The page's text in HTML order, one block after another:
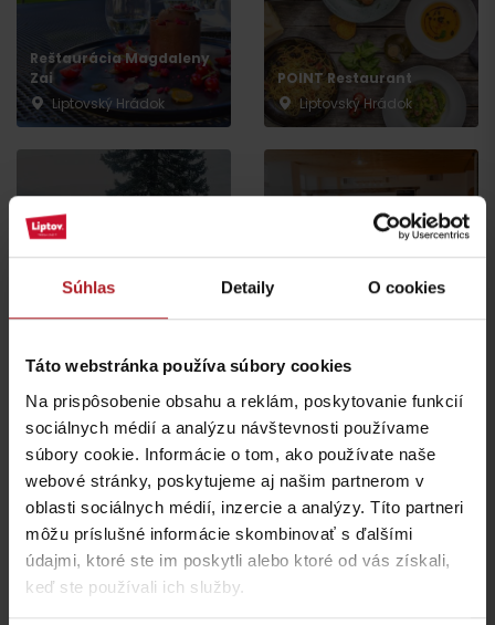
Súhlas Detaily O cookies
Táto webstránka používa súbory cookies
Na prispôsobenie obsahu a reklám, poskytovanie funkcií
sociálnych médií a analýzu návštevnosti používame
súbory cookie. Informácie o tom, ako používate naše
webové stránky, poskytujeme aj našim partnerom v
oblasti sociálnych médií, inzercie a analýzy. Títo partneri
môžu príslušné informácie skombinovať s ďalšími
údajmi, ktoré ste im poskytli alebo ktoré od vás získali,
keď ste používali ich služby.
Reštaurácia Magdaleny
Zai
Liptovský Hrádok
POINT Restaurant
Liptovský Hrádok
URBAN restaurant
Liptovský Hrádok
Reštaurácia VegÁno
Liptovský Hrádok
všetky miesta kde jesť a piť
Aktivity a relax v gh blízkosti: